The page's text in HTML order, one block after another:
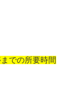
での所要時間